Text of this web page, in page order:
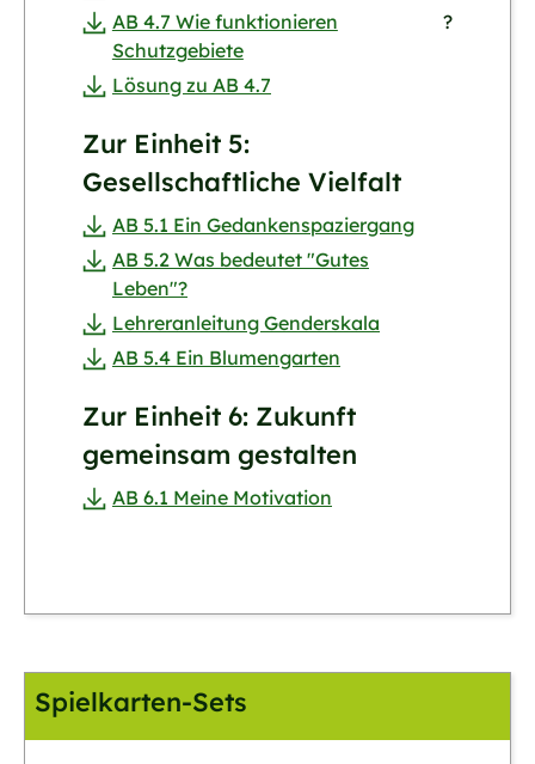
AB 4.7 Wie funktionieren
Schutzgebiete
?
Lösung zu AB 4.7
Zur Einheit 5:
Gesellschaftliche Vielfalt
AB 5.1 Ein Gedankenspaziergang
AB 5.2 Was bedeutet "Gutes
Leben"?
Lehreranleitung Genderskala
AB 5.4 Ein Blumengarten
Zur Einheit 6: Zukunft
gemeinsam gestalten
AB 6.1 Meine Motivation
Spielkarten-Sets